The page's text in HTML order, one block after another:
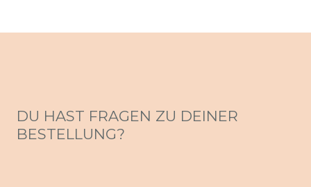
DU HAST FRAGEN ZU DEINER
BESTELLUNG?